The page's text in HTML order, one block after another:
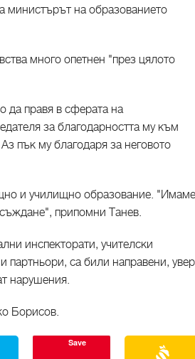
министърът на образованието
много опетнен "през цялото
да правя в сферата на
за благодарността му към
пък му благодаря за неговото
и училищно образование. "Имаме
припомни Танев.
инспекторати, учителски
са били направени,
нарушения.
Борисов.
Save